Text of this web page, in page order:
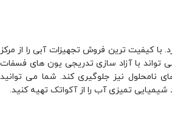
با کیفیت ترین فروش تجهیزات آبی را از مرکز
تواند با آزاد سازی تدریجی یون های فسفات
نامحلول نیز جلوگیری کند. شما می توانید
شیمیایی تمیزی آب را ازآکواتک تهیه کنید.